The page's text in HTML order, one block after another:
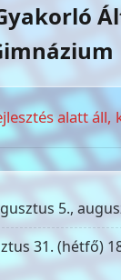
alatt áll,
5.,
31. (hétfő)